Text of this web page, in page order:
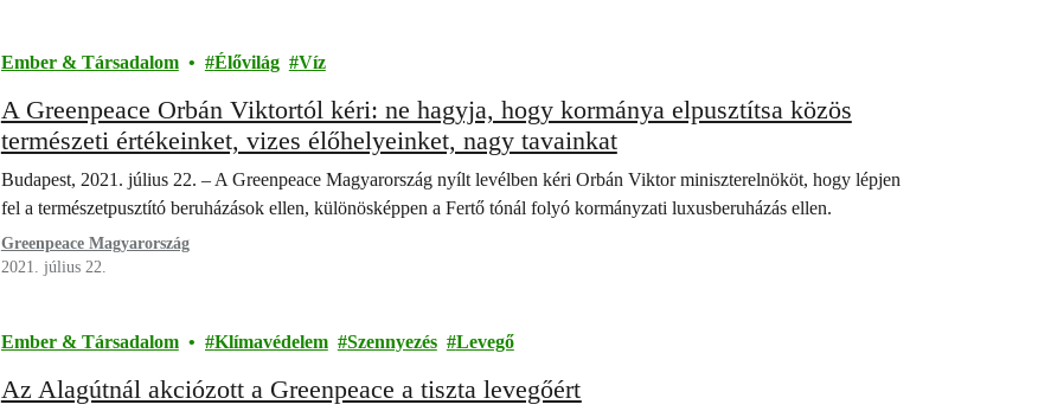
Ember & Társadalom Élővilág Víz
A Greenpeace Orbán Viktortól kéri: ne hagyja, hogy kormánya elpusztítsa közös
természeti értékeinket, vizes élőhelyeinket, nagy tavainkat
Budapest, 2021. július 22. – A Greenpeace Magyarország nyílt levélben kéri Orbán Viktor miniszterelnököt, hogy lépjen
fel a természetpusztító beruházások ellen, különösképpen a Fertő tónál folyó kormányzati luxusberuházás ellen.
Greenpeace Magyarország
2021. július 22.
Ember & Társadalom Klímavédelem Szennyezés Levegő
Az Alagútnál akciózott a Greenpeace a tiszta levegőért